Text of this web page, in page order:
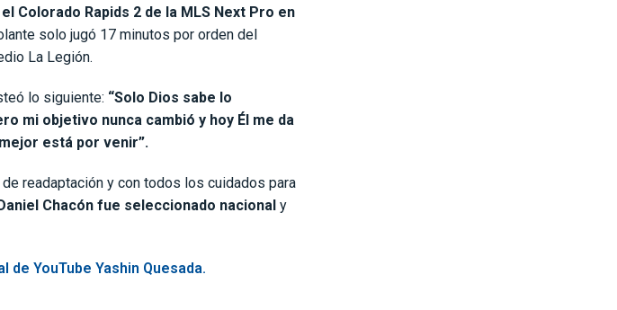
Colorado Rapids 2 de la MLS Next Pro en
solo jugó 17 minutos por orden del
La Legión.
lo siguiente: “Solo Dios sabe lo
mi objetivo nunca cambió y hoy Él me da
está por venir”.
readaptación y con todos los cuidados para
Chacón fue seleccionado nacionaly
de YouTube Yashin Quesada.